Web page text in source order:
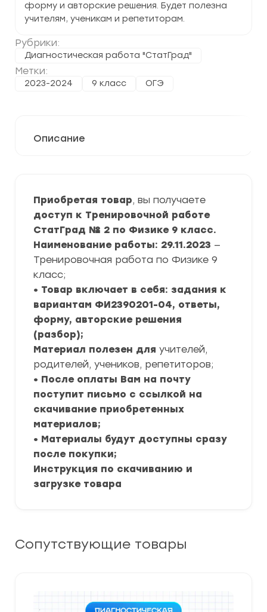
форму и авторские решения. Будет полезна
учителям, ученикам и репетиторам.
Рубрики:
Диагностическая работа "СтатГрад"
Метки:
2023-2024 9 класс ОГЭ
Описание
Приобретая товар, вы получаете
доступ к Тренировочной работе
СтатГрад № 2 по Физике 9 класс.
Наименование работы: 29.11.2023 —
Тренировочная работа по Физике 9
класс;
• Товар включает в себя: задания к
вариантам ФИ2390201-04, ответы,
форму, авторские решения
(разбор);
Материал полезен для учителей,
родителей, учеников, репетиторов;
• После оплаты Вам на почту
поступит письмо с ссылкой на
скачивание приобретенных
материалов;
• Материалы будут доступны сразу
после покупки;
Инструкция по скачиванию и
загрузке товара
Сопутствующие товары